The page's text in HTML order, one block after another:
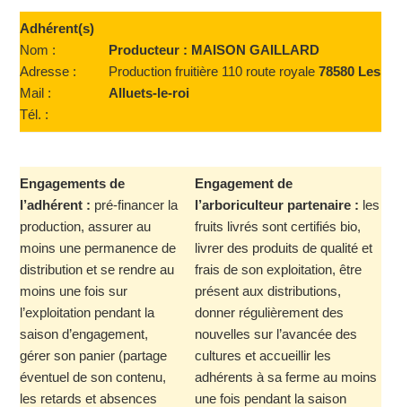
R
D'I
SS
Adhérent(s)
Nom :
Adresse :
Mail :
Tél. :
Producteur : MAISON GAILLARD
Production fruitière 110 route royale 78580 Les
Alluets-le-roi
Engagements de
l’adhérent : pré-financer la
production, assurer au
moins une permanence de
distribution et se rendre au
moins une fois sur
l’exploitation pendant la
saison d’engagement,
gérer son panier (partage
éventuel de son contenu,
les retards et absences
Engagement de
l’arboriculteur partenaire : les
fruits livrés sont certifiés bio,
livrer des produits de qualité et
frais de son exploitation, être
présent aux distributions,
donner régulièrement des
nouvelles sur l’avancée des
cultures et accueillir les
adhérents à sa ferme au moins
une fois pendant la saison